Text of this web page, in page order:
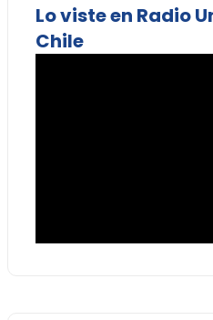
Lo viste en Radio
Chile